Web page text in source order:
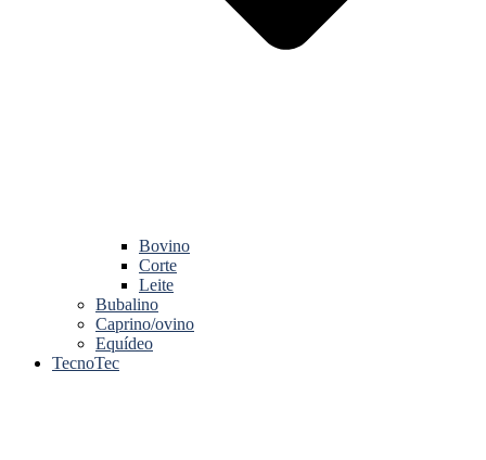
Bovino
Corte
Leite
Bubalino
Caprino/ovino
Equídeo
TecnoTec